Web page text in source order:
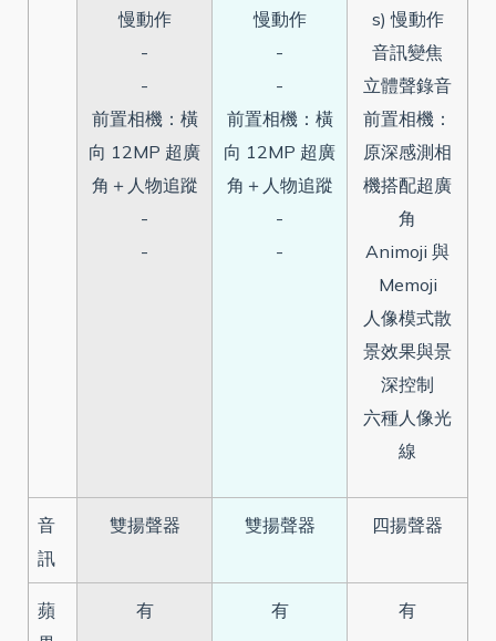
慢動作
-
-
前置相機：橫
向 12MP 超廣
角＋人物追蹤
-
-
慢動作
-
-
前置相機：橫
向 12MP 超廣
角＋人物追蹤
-
-
s) 慢動作
音訊變焦
立體聲錄音
前置相機：
原深感測相
機搭配超廣
角
Animoji 與
Memoji
人像模式散
景效果與景
深控制
六種人像光
線
音
訊
雙揚聲器 雙揚聲器 四揚聲器
蘋
有 有 有